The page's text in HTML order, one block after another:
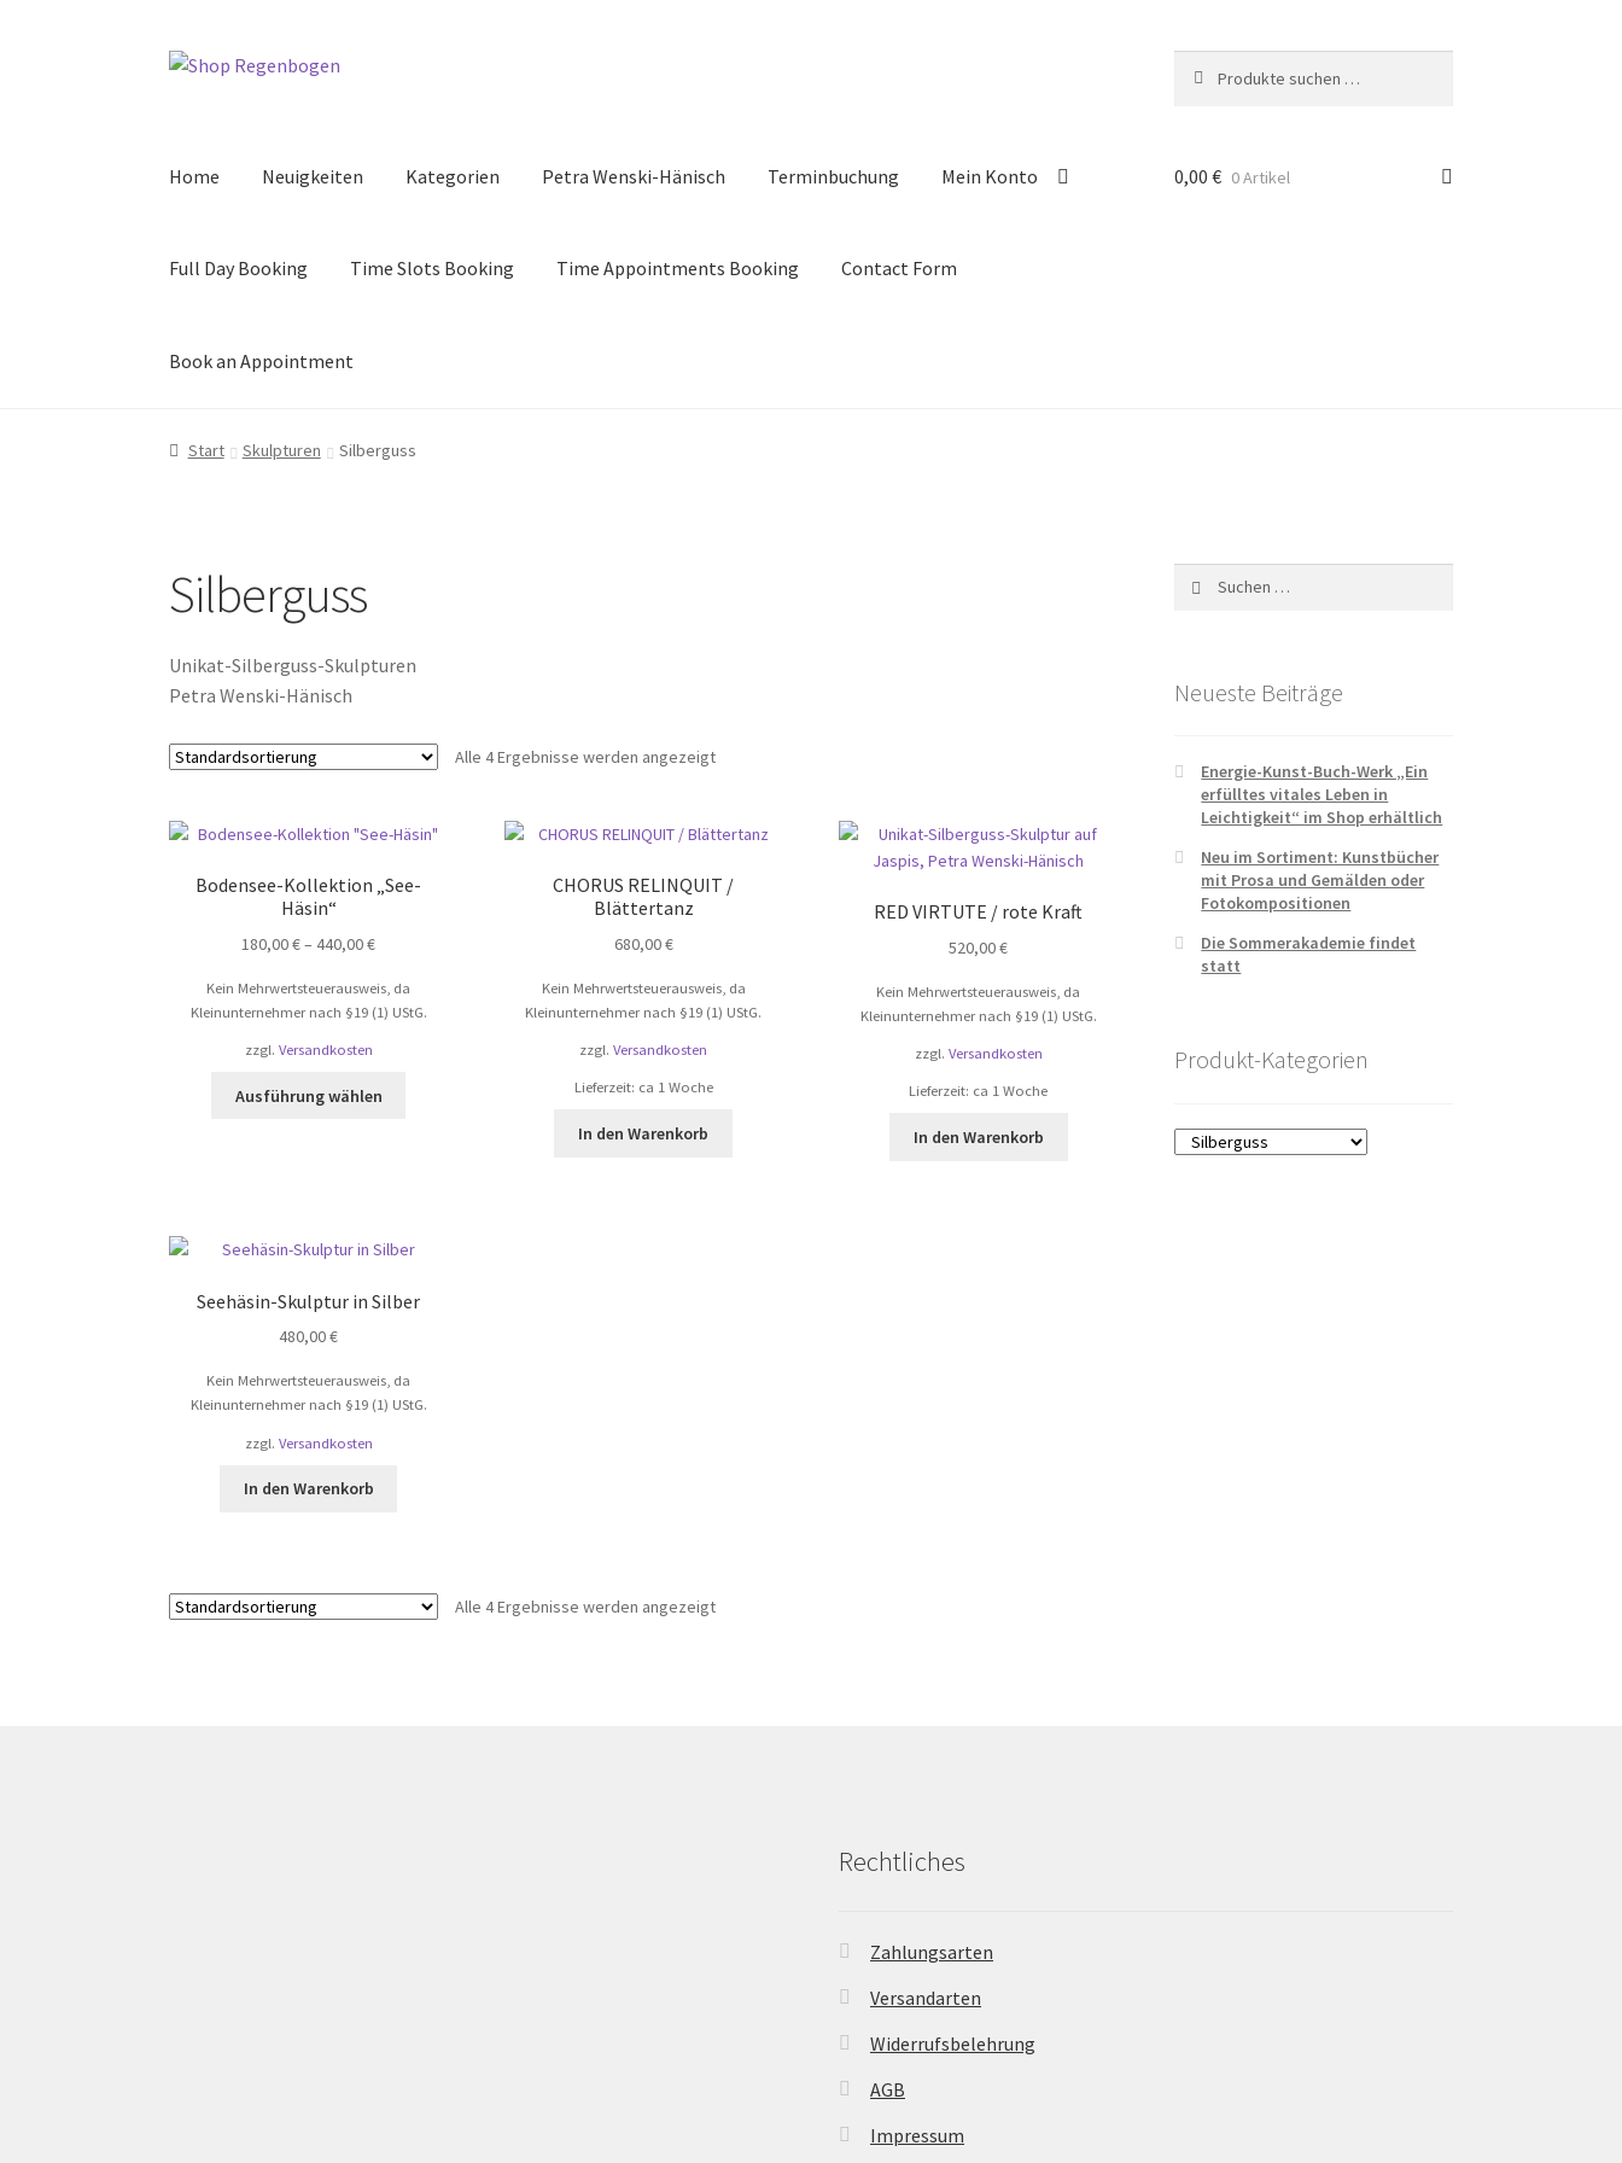
Zur
Zum
nach:
Home Neuigkeiten Kategorien Petra Wenski-Hänisch Terminbuchung Mein Konto
Full Day Booking Time Slots Booking Time Appointments Booking Contact Form
Book an Appointment
0,00 € 0 Artikel
Start Skulpturen Silberguss
Silberguss
Unikat-Silberguss-Skulpturen
Petra Wenski-Hänisch
Alle 4 Ergebnisse werden angezeigt
Bodensee-Kollektion „See-
Häsin“
180,00€–440,00€
Kein Mehrwertsteuerausweis, da
Kleinunternehmer nach §19 (1) UStG.
zzgl. Versandkosten
Ausführung wählen
Die
können
Produktseite
gewählt
CHORUS RELINQUIT /
Blättertanz
680,00€
Kein Mehrwertsteuerausweis, da
Kleinunternehmer nach §19 (1) UStG.
zzgl.Versandkosten
Lieferzeit: ca 1 Woche
In den Warenkorb
RED VIRTUTE / rote Kraft
520,00€
Kein Mehrwertsteuerausweis, da
Kleinunternehmer nach §19 (1) UStG.
zzgl. Versandkosten
Lieferzeit: ca 1 Woche
In den Warenkorb
Seehäsin-Skulptur in Silber
480,00€
Kein Mehrwertsteuerausweis, da
Kleinunternehmer nach §19 (1) UStG.
zzgl. Versandkosten
In den Warenkorb
Alle 4 Ergebnisse werden angezeigt
Neueste Beiträge
Energie-Kunst-Buch-Werk „Ein
erfülltes vitales Leben in
Leichtigkeit“ im Shop erhältlich
Neu im Sortiment: Kunstbücher
mit Prosa und Gemälden oder
Fotokompositionen
Die Sommerakademie findet
statt
Produkt-Kategorien
Rechtliches
Zahlungsarten
Versandarten
Widerrufsbelehrung
AGB
Impressum